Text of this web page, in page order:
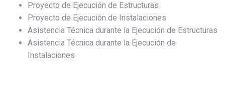
Proyecto de Ejecución de Estructuras
Proyecto de Ejecución de Instalaciones
Asistencia Técnica durante la Ejecución de Estructuras
Asistencia Técnica durante la Ejecución de
Instalaciones